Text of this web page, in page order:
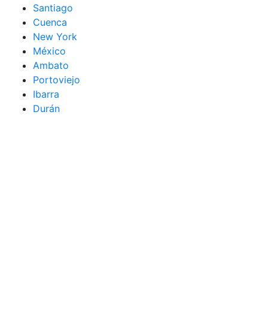
Santiago
Cuenca
New York
México
Ambato
Portoviejo
Ibarra
Durán